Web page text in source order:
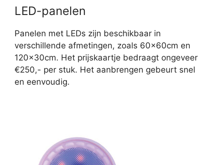
LED-panelen
Panelen met LEDs zijn beschikbaar in
verschillende afmetingen, zoals 60x60cm en
120x30cm. Het prijskaartje bedraagt ongeveer
€250,- per stuk. Het aanbrengen gebeurt snel
en eenvoudig.